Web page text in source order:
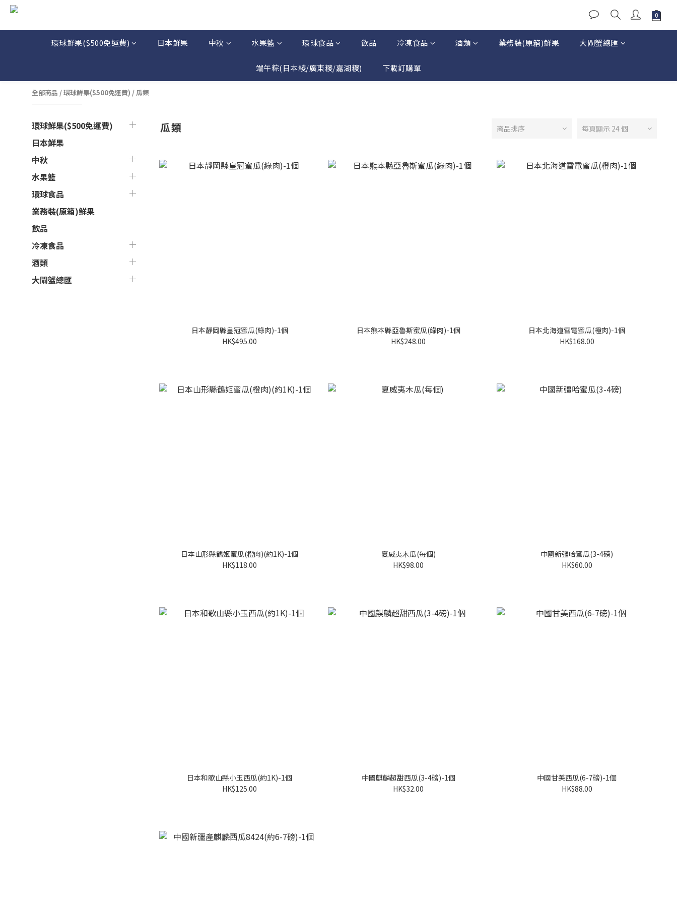
環球鮮果($500免運費) 日本鮮果 中秋 水果籃 環球食品 飲品 冷凍食品 酒類 業務裝(原箱)鮮果 大閘蟹總匯
端午粽(日本糭/廣東糭/嘉湖糭) 下載訂購單
全部商品 /環球鮮果($500免運費) /瓜類
環球鮮果($500免運費)
日本鮮果
中秋
水果籃
環球食品
業務裝(原箱)鮮果
飲品
冷凍食品
酒類
大閘蟹總匯
瓜類 商品排序 每頁顯示 24 個
日本靜岡縣皇冠蜜瓜(綠肉)-1個
HK$495.00
日本熊本縣亞魯斯蜜瓜(綠肉)-1個
HK$248.00
日本北海道雷電蜜瓜(橙肉)-1個
HK$168.00
日本山形縣鶴姬蜜瓜(橙肉)(約1K)-1個
HK$118.00
夏威夷木瓜(每個)
HK$98.00
中國新彊哈蜜瓜(3-4磅)
HK$60.00
日本和歌山縣小玉西瓜(約1K)-1個
HK$125.00
中國麒麟超甜西瓜(3-4磅)-1個
HK$32.00
中國甘美西瓜(6-7磅)-1個
HK$88.00